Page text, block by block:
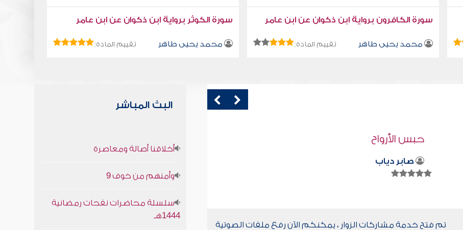
سورة الكافرون برواية ابن ذكوان عن ابن عامر
محمد يحيى طاهر تقييم المادة:
سورة الكوثر برواية ابن ذكوان عن ابن عامر
محمد يحيى طاهر تقييم المادة:
كتاب تلبيس إبليس 33
أبو الفرج ابن الجوزي
تم فتح خدمة مشاركات الزوار ، يمكنكم الآن رفع ملفات الصوتية
البث المباشر
أخلاقنا أصالة ومعاصرة
وأمنهم من خوف 9
سلسلة محاضرات نفحات رمضانية
1444هـ